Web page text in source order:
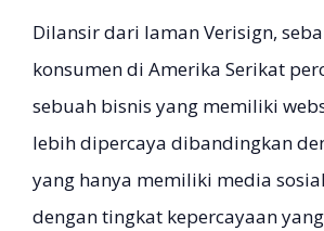
Dilansir dari laman Verisign,
konsumen di Amerika Serikat
sebuah bisnis yang memiliki
lebih dipercaya dibandingkan
yang hanya memiliki media
dengan tingkat kepercayaan